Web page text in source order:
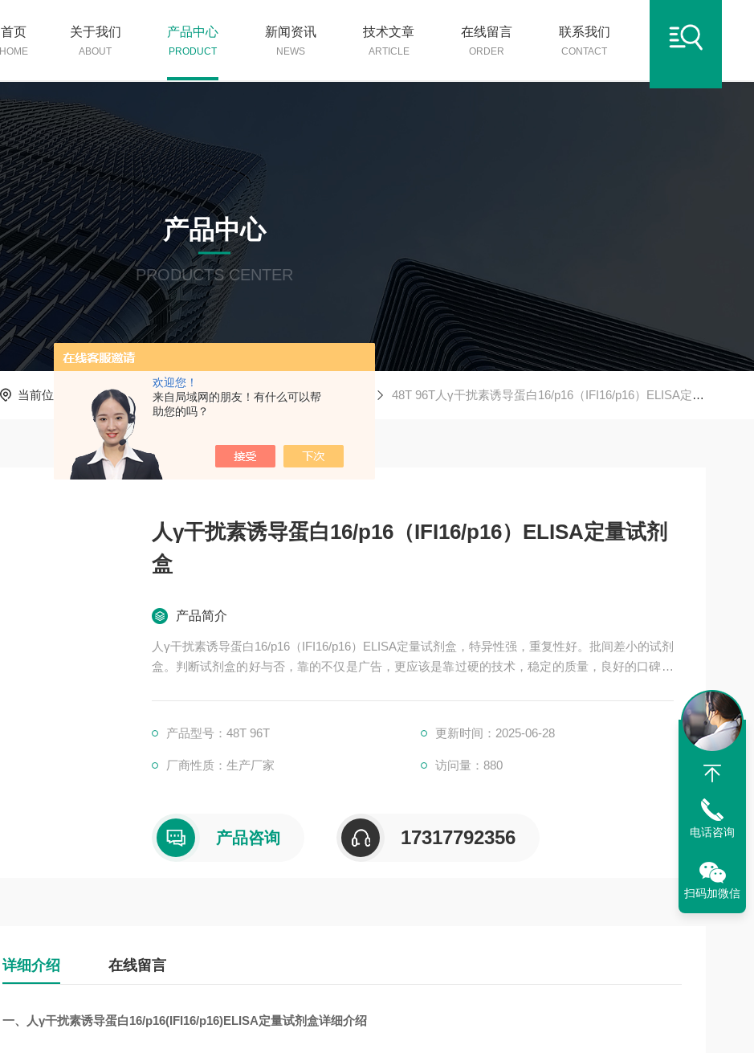
欢迎您！
来自局域网的朋友！有什么可以帮
助您的吗？
首页
HOME
关于我们
ABOUT
产品中心
PRODUCT
新闻资讯
NEWS
技术文章
ARTICLE
在线留言
ORDER
联系我们
CONTACT
产品中心
PRODUCTS CENTER
当前位置： 首页 产品中心 ELISA试剂盒 人ELISA试剂盒 48T 96T人γ干扰素诱导蛋白16/p16（IFI16/p16）ELISA定量试剂盒
人γ干扰素诱导蛋白16/p16（IFI16/p16）ELISA定量试剂
盒
产品简介
人γ干扰素诱导蛋白16/p16（IFI16/p16）ELISA定量试剂盒，特异性强，重复性好。批间差小的试剂
盒。判断试剂盒的好与否，靠的不仅是广告，更应该是靠过硬的技术，稳定的质量，良好的口碑，
产品型号：48T 96T
更新时间：2025-06-28
厂商性质：生产厂家 访问量：880
产品咨询 17317792356
详细介绍 在线留言
一、人γ干扰素诱导蛋白16/p16(IFI16/p16)ELISA定量试剂盒详细介绍
电话咨询
扫码加微信